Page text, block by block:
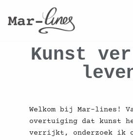
Ga
inhoudKunst
Welkom bij Mar-lines!
overtuiging dat kunst
verrijkt, onderzoek ik